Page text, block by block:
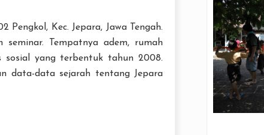
Kec. Jepara, Jawa Tengah.
Tempatnya adem, rumah
sosial yang terbentuk tahun 2008.
data-data sejarah tentang Jepara